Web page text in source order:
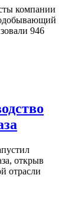
компании
946
открыв
отрасли